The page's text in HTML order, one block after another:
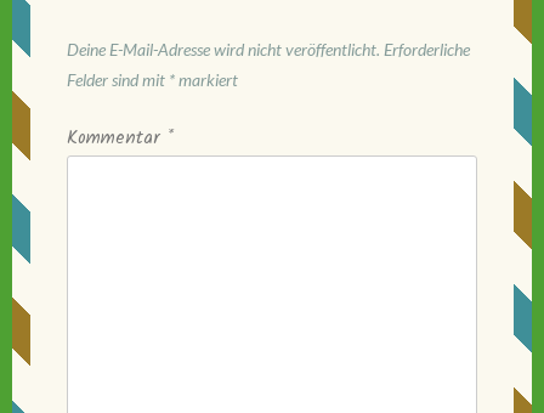
Deine E-Mail-Adresse wird nicht veröffentlicht. Erforderliche
Felder sind mit *markiert
Kommentar *